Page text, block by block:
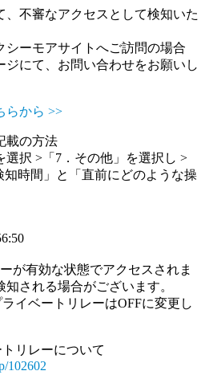
、不審なアクセスとして検知いた
シーモアサイトへご訪問の場合
ジにて、お問い合わせをお願いし
らから >>
載の方法
選択 >「7．その他」を選択し >
知時間」と「直前にどのような操
が有効な状態でアクセスされま
される場合がございます。
イベートリレーはOFFに変更し
トリレーについて
102602